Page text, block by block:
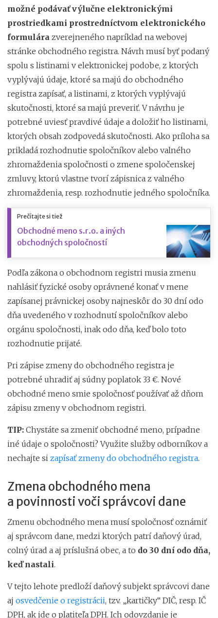
možné podávať výlučne elektronickými
prostriedkami prostredníctvom elektronického
formulára zverejneného napríklad na webovej
stránke obchodného registra. Návrh musí byť podaný
spolu s listinami v elektronickej podobe, z ktorých
vyplývajú údaje, ktoré sa majú do obchodného
registra zapísať, a listinami, z ktorých vyplývajú
skutočnosti, ktoré sa majú preveriť. V návrhu je
potrebné uviesť pravdivé údaje a doložiť ho listinami,
ktorých obsah zodpovedá skutočnosti. Ako príloha sa
prikladá rozhodnutie spoločníkov alebo valného
zhromaždenia spoločnosti o zmene spoločenskej
zmluvy, ktorú vlastne tvorí zápisnica z valného
zhromaždenia, resp. rozhodnutie jedného spoločníka.
Prečítajte si tiež
Obchodné meno s.r.o. a iných
obchodných spoločností
Podľa zákona o obchodnom registri musia zmenu
nahlásiť fyzické osoby oprávnené konať v mene
zapísanej právnickej osoby najneskôr do 30 dní odo
dňa uvedeného v rozhodnutí spoločníkov alebo
orgánu spoločnosti, inak odo dňa, keď bolo toto
rozhodnutie prijaté.
Pri zápise zmeny do obchodného registra je
potrebné uhradiť aj súdny poplatok 33 €. Nové
obchodné meno smie spoločnosť používať až dňom
zápisu zmeny v obchodnom registri.
TIP: Chystáte sa zmeniť obchodné meno, prípadne
iné údaje o spoločnosti? Využite služby odborníkov a
nechajte si zapísať zmeny do obchodného registra.
Zmena obchodného mena
a povinnosti voči správcovi dane
Zmenu obchodného mena musí spoločnosť oznámiť
aj správcom dane, medzi ktorých patrí daňový úrad,
colný úrad a aj príslušná obec, a to do 30 dní odo dňa,
keď nastali.
V tejto lehote predloží daňový subjekt správcovi dane
aj osvedčenie o registrácii, tzv. „kartičky“ DIČ, resp. IČ
DPH, ak ide o platiteľa DPH. Ich odovzdanie je